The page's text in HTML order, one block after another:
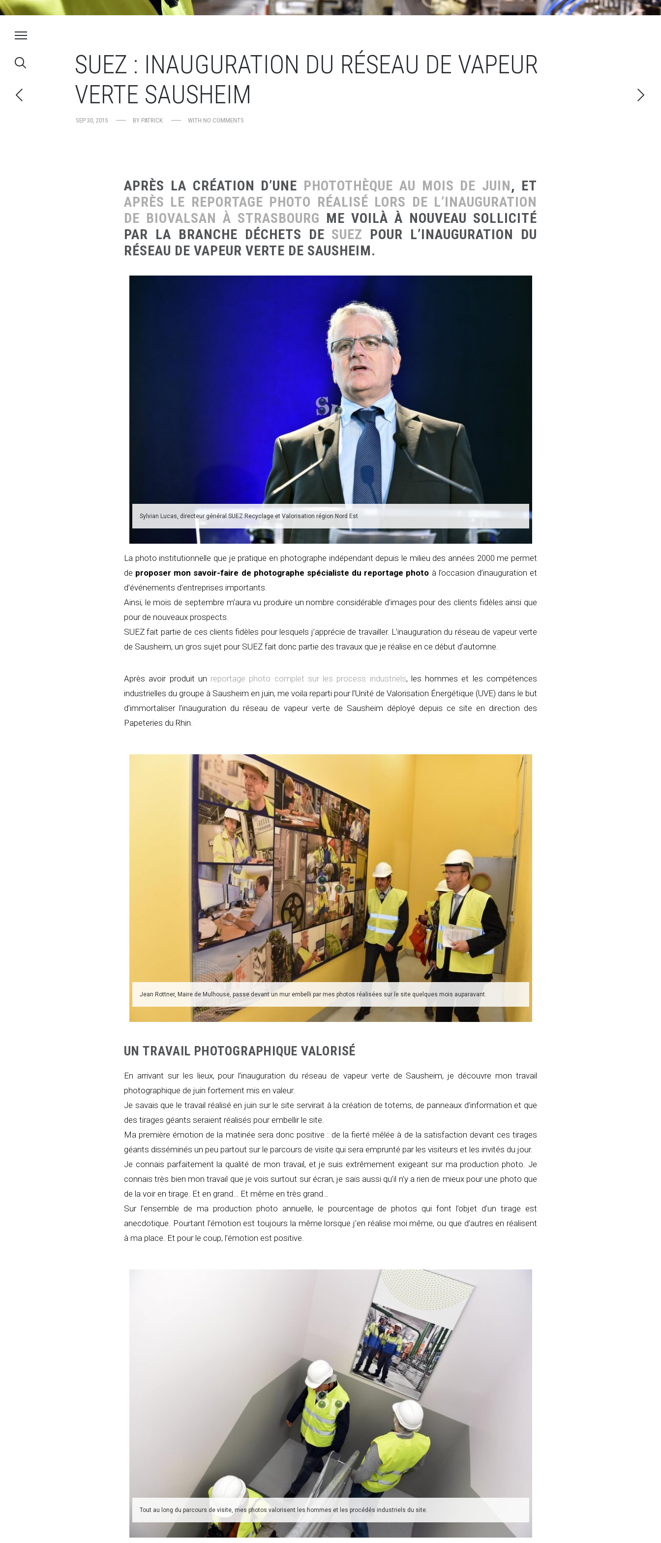
SUEZ : INAUGURATION DU RÉSEAU DE VAPEUR
VERTE SAUSHEIM
SEP 30, 2015 BY PATRICK WITH NO COMMENTS
APRÈS LA CRÉATION D’UNE PHOTOTHÈQUE AU MOIS DE JUIN, ET
APRÈS LE REPORTAGE PHOTO RÉALISÉ LORS DE L’INAUGURATION
DE BIOVALSAN À STRASBOURG ME VOILÀ À NOUVEAU SOLLICITÉ
PAR LA BRANCHE DÉCHETS DE SUEZ POUR L’INAUGURATION DU
RÉSEAU DE VAPEUR VERTE DE SAUSHEIM.
Sylvian Lucas, directeur général SUEZ Recyclage et Valorisation région Nord Est
La photo institutionnelle que je pratique en photographe indépendant depuis le milieu des années 2000 me permet
de proposer mon savoir-faire de photographe spécialiste du reportage photo à l’occasion d’inauguration et
d’événements d’entreprises importants.
Ainsi, le mois de septembre m’aura vu produire un nombre considérable d’images pour des clients fidèles ainsi que
pour de nouveaux prospects.
SUEZ fait partie de ces clients fidèles pour lesquels j’apprécie de travailler. L’inauguration du réseau de vapeur verte
de Sausheim, un gros sujet pour SUEZ fait donc partie des travaux que je réalise en ce début d’automne.
Après avoir produit un reportage photo complet sur les process industriels, les hommes et les compétences
industrielles du groupe à Sausheim en juin, me voila reparti pour l’Unité de Valorisation Énergétique (UVE) dans le but
d’immortaliser l’inauguration du réseau de vapeur verte de Sausheim déployé depuis ce site en direction des
Papeteries du Rhin.
Jean Rottner, Maire de Mulhouse, passe devant un mur embelli par mes photos réalisées sur le site quelques mois auparavant.
UN TRAVAIL PHOTOGRAPHIQUE VALORISÉ
En arrivant sur les lieux, pour l’inauguration du réseau de vapeur verte de Sausheim, je découvre mon travail
photographique de juin fortement mis en valeur.
Je savais que le travail réalisé en juin sur le site servirait à la création de totems, de panneaux d’information et que
des tirages géants seraient réalisés pour embellir le site.
Ma première émotion de la matinée sera donc positive : de la fierté mêlée à de la satisfaction devant ces tirages
géants disséminés un peu partout sur le parcours de visite qui sera emprunté par les visiteurs et les invités du jour.
Je connais parfaitement la qualité de mon travail, et je suis extrêmement exigeant sur ma production photo. Je
connais très bien mon travail que je vois surtout sur écran, je sais aussi qu’il n’y a rien de mieux pour une photo que
de la voir en tirage. Et en grand… Et même en très grand…
Sur l’ensemble de ma production photo annuelle, le pourcentage de photos qui font l’objet d’un tirage est
anecdotique. Pourtant l’émotion est toujours la même lorsque j’en réalise moi même, ou que d’autres en réalisent
à ma place. Et pour le coup, l’émotion est positive.
Tout au long du parcours de visite, mes photos valorisent les hommes et les procédés industriels du site.